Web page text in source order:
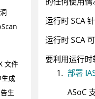
文件
成
生
运行时 SCA
运行时 SCA
要利用运行时
部署
ASoC